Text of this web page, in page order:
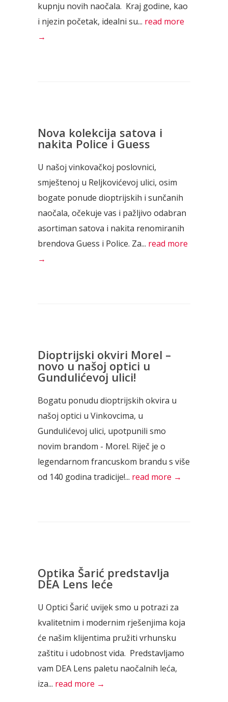
kupnju novih naočala. Kraj godine, kao
i njezin početak, idealni su... read more
→
Nova kolekcija satova i
nakita Police i Guess
U našoj vinkovačkoj poslovnici,
smještenoj u Reljkovićevoj ulici, osim
bogate ponude dioptrijskih i sunčanih
naočala, očekuje vas i pažljivo odabran
asortiman satova i nakita renomiranih
brendova Guess i Police. Za... read more
→
Dioptrijski okviri Morel –
novo u našoj optici u
Gundulićevoj ulici!
Bogatu ponudu dioptrijskih okvira u
našoj optici u Vinkovcima, u
Gundulićevoj ulici, upotpunili smo
novim brandom - Morel. Riječ je o
legendarnom francuskom brandu s više
od 140 godina tradicije!... read more →
Optika Šarić predstavlja
DEA Lens leće
U Optici Šarić uvijek smo u potrazi za
kvalitetnim i modernim rješenjima koja
će našim klijentima pružiti vrhunsku
zaštitu i udobnost vida. Predstavljamo
vam DEA Lens paletu naočalnih leća,
iza... read more →